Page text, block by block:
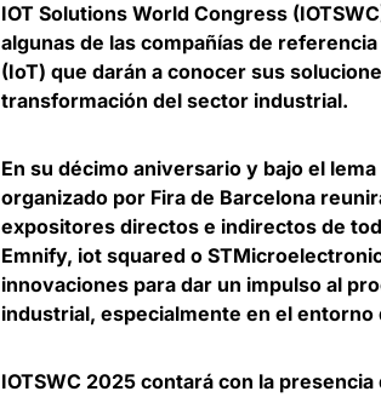
IOT Solutions World Congress
algunas de las compañías de
(IoT) que darán a conocer sus
transformación del sector industrial.
En su décimo aniversario y bajo el
organizado por Fira de Barcelona
expositores directos e indirectos de
Emnify, iot squared o
innovaciones para dar un impulso al
industrial, especialmente en el entorno
IOTSWC 2025 contará con la